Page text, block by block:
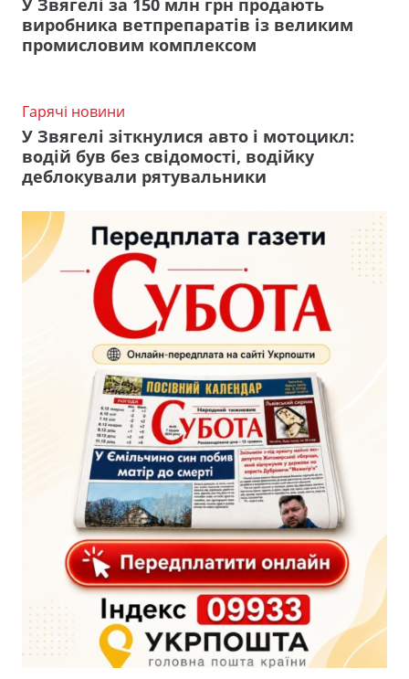
У Звягелі за 150 млн грн продають
виробника ветпрепаратів із великим
промисловим комплексом
Гарячі новини
У Звягелі зіткнулися авто і мотоцикл:
водій був без свідомості, водійку
деблокували рятувальники